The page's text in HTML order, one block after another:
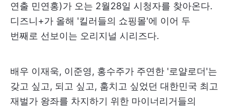
연출 민연홍)가 오는 2월28일 시청자를 찾아온다.
디즈니+가 올해 '킬러들의 쇼핑몰'에 이어 두
번째로 선보이는 오리지널 시리즈다.
배우 이재욱, 이준영, 홍수주가 주연한 '로얄로더'는
갖고 싶고, 되고 싶고, 훔치고 싶었던 대한민국 최고
재벌가 왕좌를 차지하기 위한 마이너리거들의